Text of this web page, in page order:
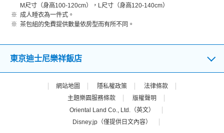
M尺寸（身高100-120cm），L尺寸（身高120-140cm）
成人睡衣為一件式。
茶包組的免費提供數量依房型而有所不同。
東京迪士尼樂祥飯店
網站地圖 隱私權政策
法律條款
主題樂園服務條款
版權聲明
Oriental Land Co., Ltd.（英文）
Disney.jp（僅提供日文內容）